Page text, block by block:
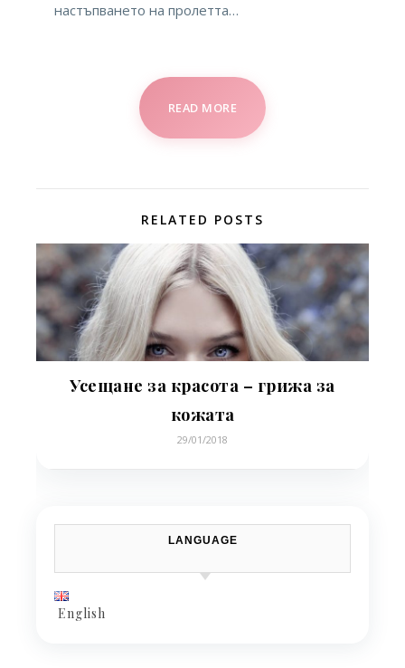
настъпването на пролетта…
READ MORE
RELATED POSTS
Усещане за красота – грижа за
кожата
29/01/2018
LANGUAGE
English